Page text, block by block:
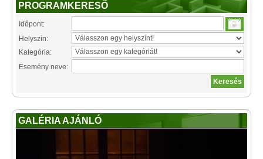
PROGRAMKERESŐ
Időpont:
Helyszín:
Kategória:
Esemény neve:
GALÉRIA AJÁNLÓ